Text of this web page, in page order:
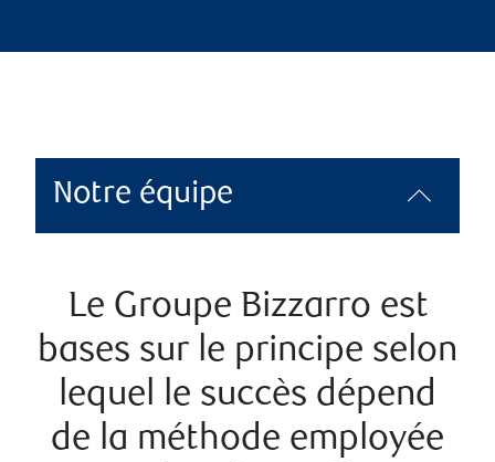
Notre équipe
Le Groupe Bizzarro est
bases sur le principe selon
lequel le succès dépend
de la méthode employée